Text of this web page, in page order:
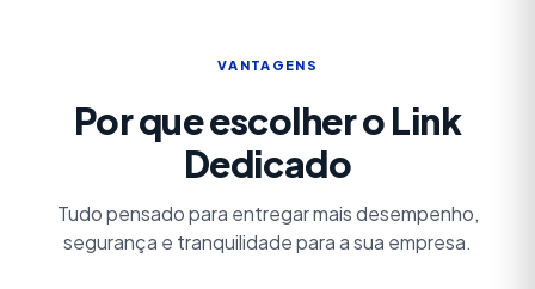
VANTAGENS
Por que escolher o Link
Dedicado
Tudo pensado para entregar mais desempenho,
segurança e tranquilidade para a sua empresa.